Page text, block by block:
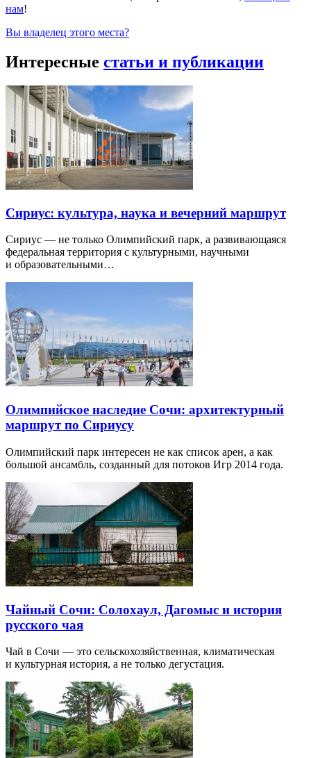
нам!
Вы владелец этого места?
Интересные статьи и публикации
Сириус: культура, наука и вечерний маршрут
Сириус — не только Олимпийский парк, а развивающаяся
федеральная территория с культурными, научными
и образовательными…
Олимпийское наследие Сочи: архитектурный
маршрут по Сириусу
Олимпийский парк интересен не как список арен, а как
большой ансамбль, созданный для потоков Игр 2014 года.
Чайный Сочи: Солохаул, Дагомыс и история
русского чая
Чай в Сочи — это сельскохозяйственная, климатическая
и культурная история, а не только дегустация.